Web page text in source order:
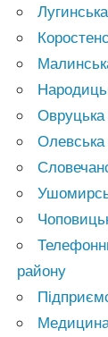
Овруцька
Олевська
району